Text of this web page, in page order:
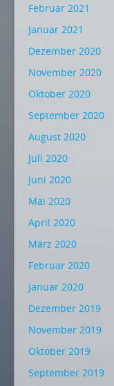
Februar 2021
Januar 2021
Dezember 2020
November 2020
Oktober 2020
September 2020
August 2020
Juli 2020
Juni 2020
Mai 2020
April 2020
März 2020
Februar 2020
Januar 2020
Dezember 2019
November 2019
Oktober 2019
September 2019